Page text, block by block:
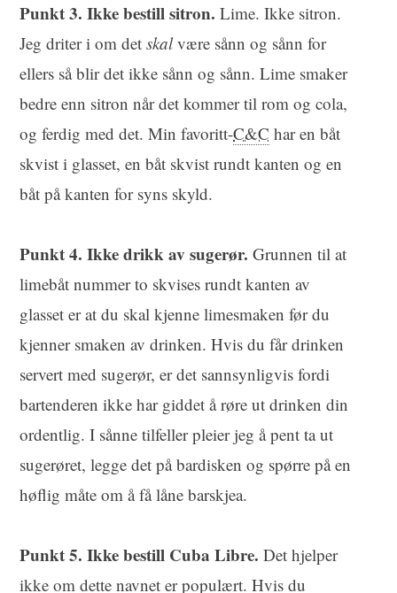
Punkt 3. Ikke bestill sitron. Lime. Ikke sitron.
Jeg driter i om detskalvære sånn og sånn for
ellers så blir det ikke sånn og sånn. Lime smaker
bedre enn sitron når det kommer til rom og cola,
og ferdig med det. Min favoritt-C&C har en båt
skvist i glasset, en båt skvist rundt kanten og en
båt på kanten for syns skyld.
Punkt 4. Ikke drikk av sugerør. Grunnen til at
limebåt nummer to skvises rundt kanten av
glasset er at du skal kjenne limesmaken før du
kjenner smaken av drinken. Hvis du får drinken
servert med sugerør, er det sannsynligvis fordi
bartenderen ikke har giddet å røre ut drinken din
ordentlig. I sånne tilfeller pleier jeg å pent ta ut
sugerøret, legge det på bardisken og spørre på en
høflig måte om å få låne barskjea.
Punkt 5. Ikke bestill Cuba Libre. Det hjelper
ikke om dette navnet er populært. Hvis du